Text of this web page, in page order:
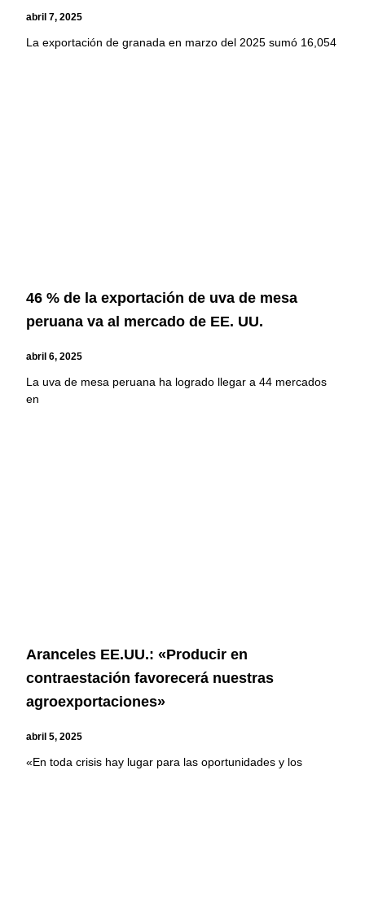
abril 7, 2025
La exportación de granada en marzo del 2025 sumó 16,054
46 % de la exportación de uva de mesa
peruana va al mercado de EE. UU.
abril 6, 2025
La uva de mesa peruana ha logrado llegar a 44 mercados
en
Aranceles EE.UU.: «Producir en
contraestación favorecerá nuestras
agroexportaciones»
abril 5, 2025
«En toda crisis hay lugar para las oportunidades y los